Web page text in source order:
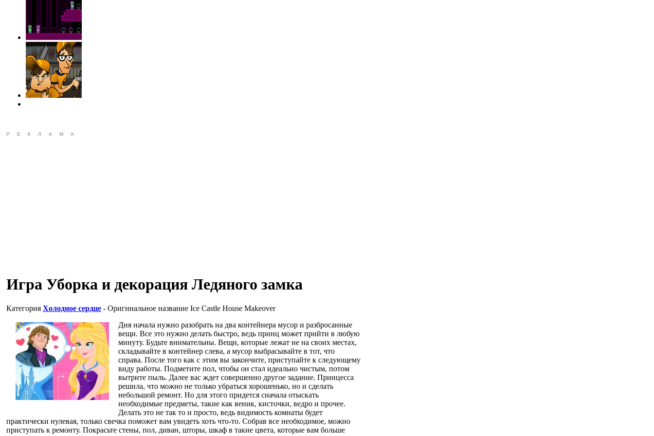
РЕКЛАМА
Игра Уборка и декорация Ледяного замка
Категория Холодное сердце - Оригинальное название Ice Castle House Makeover
Дня начала нужно разобрать на два контейнера мусор и разбросанные
вещи. Все это нужно делать быстро, ведь принц может прийти в любую
минуту. Будьте внимательны. Вещи, которые лежат не на своих местах,
складывайте в контейнер слева, а мусор выбрасывайте в тот, что
справа. После того как с этим вы закончите, приступайте к следующему
виду работы. Подметите пол, чтобы он стал идеально чистым, потом
вытрите пыль. Далее вас ждет совершенно другое задание. Принцесса
решила, что можно не только убраться хорошенько, но и сделать
небольшой ремонт. Но для этого придется сначала отыскать
необходимые предметы, такие как веник, кисточки, ведро и прочее.
Делать это не так то и просто, ведь видимость комнаты будет
практически нулевая, только свечка поможет вам увидеть хоть что-то. Собрав все необходимое, можно
приступать к ремонту. Покрасьте стены, пол, диван, шторы, шкаф в такие цвета, которые вам больше